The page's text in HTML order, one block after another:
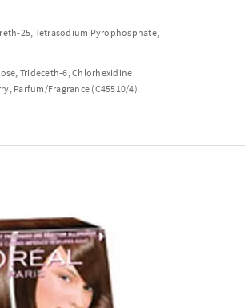
25, Tetrasodium Pyrophosphate,
Trideceth-6, Chlorhexidine
Parfum/Fragrance (C45510/4).